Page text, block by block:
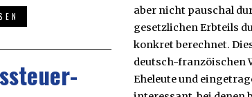
aber nicht pauschal
gesetzlichen Erbteils
konkret berechnet.
deutsch-franzöischen
Eheleute und